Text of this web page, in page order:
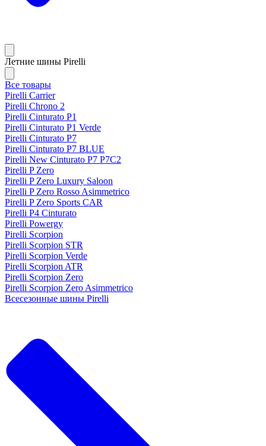
Летние шины Pirelli
Все товары
Pirelli Carrier
Pirelli Chrono 2
Pirelli Cinturato P1
Pirelli Cinturato P1 Verde
Pirelli Cinturato P7
Pirelli Cinturato P7 BLUE
Pirelli New Cinturato P7 P7C2
Pirelli P Zero
Pirelli P Zero Luxury Saloon
Pirelli P Zero Rosso Asimmetrico
Pirelli P Zero Sports CAR
Pirelli P4 Cinturato
Pirelli Powergy
Pirelli Scorpion
Pirelli Scorpion STR
Pirelli Scorpion Verde
Pirelli Scorpion ATR
Pirelli Scorpion Zero
Pirelli Scorpion Zero Asimmetrico
Всесезонные шины Pirelli